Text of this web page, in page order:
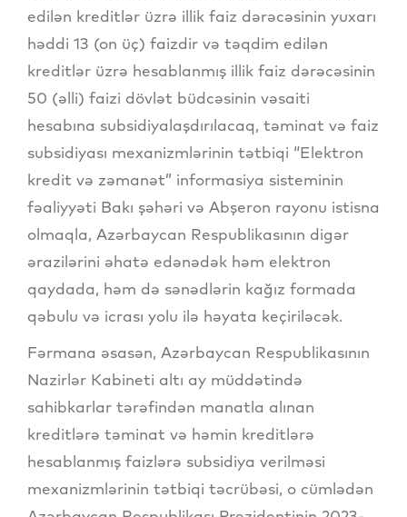
edilən kreditlər üzrə illik faiz dərəcəsinin yuxarı
həddi 13 (on üç) faizdir və təqdim edilən
kreditlər üzrə hesablanmış illik faiz dərəcəsinin
50 (əlli) faizi dövlət büdcəsinin vəsaiti
hesabına subsidiyalaşdırılacaq, təminat və faiz
subsidiyası mexanizmlərinin tətbiqi “Elektron
kredit və zəmanət” informasiya sisteminin
fəaliyyəti Bakı şəhəri və Abşeron rayonu istisna
olmaqla, Azərbaycan Respublikasının digər
ərazilərini əhatə edənədək həm elektron
qaydada, həm də sənədlərin kağız formada
qəbulu və icrası yolu ilə həyata keçiriləcək.
Fərmana əsasən, Azərbaycan Respublikasının
Nazirlər Kabineti altı ay müddətində
sahibkarlar tərəfindən manatla alınan
kreditlərə təminat və həmin kreditlərə
hesablanmış faizlərə subsidiya verilməsi
mexanizmlərinin tətbiqi təcrübəsi, o cümlədən